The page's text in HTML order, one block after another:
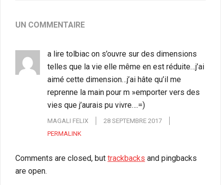
UN COMMENTAIRE
a lire tolbiac on s’ouvre sur des dimensions
telles que la vie elle même en est réduite…j’ai
aimé cette dimension…j’ai hâte qu’il me
reprenne la main pour m »emporter vers des
vies que j’aurais pu vivre….=)
MAGALI FELIX
28 SEPTEMBRE 2017
PERMALINK
Comments are closed, but trackbacks and pingbacks
are open.